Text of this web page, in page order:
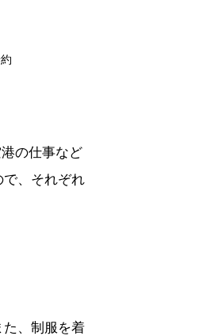
の仕事など
、それぞれ
、制服を着